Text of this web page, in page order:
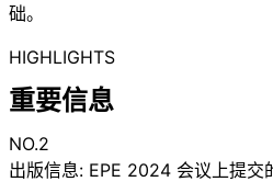
础。
HIGHLIGHTS
重要信息
NO.2
出版信息: EPE 2024 会议上提交